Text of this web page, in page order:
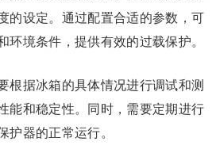
的设定。通过配置合适的参数，可
环境条件，提供有效的过载保护。
根据冰箱的具体情况进行调试和测
能和稳定性。同时，需要定期进行
护器的正常运行。